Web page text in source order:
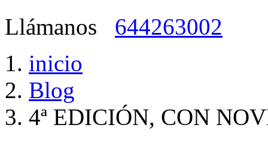
Llámanos
644263002
inicio
Blog
4ª EDICIÓN, CON